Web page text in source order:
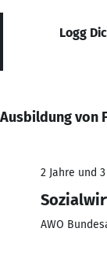
Logg
Ausbildung von
2 Jahre und
AWO